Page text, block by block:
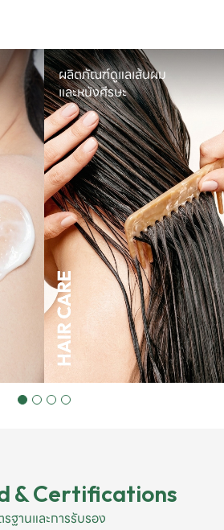
ผลิตภัณฑ์ดูแลเส้นผม
และหนังศีรษะ
& Certifications
รฐานและการรับรอง